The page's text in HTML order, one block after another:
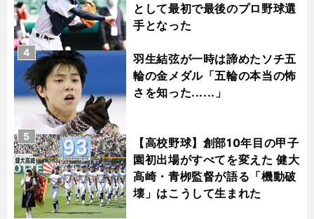
として最初で最後のプロ野球選
手となった
羽生結弦が一時は諦めたソチ五
輪の金メダル「五輪の本当の怖
さを知った......」
4
【高校野球】創部10年目の甲子
園初出場がすべてを変えた 健大
高崎・青栁監督が語る「機動破
壊」はこうして生まれた
5